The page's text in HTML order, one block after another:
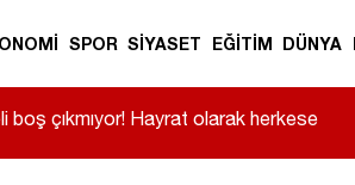
SPOR SİYASET EĞİTİM DÜNYA
boş çıkmıyor! Hayrat olarak herkese